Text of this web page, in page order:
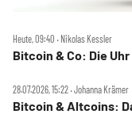
Heute, 09:40 ‧ Nikolas Kessler
Bitcoin & Co: Die
28.07.2026, 15:22 ‧ Johanna Krämer
Bitcoin & Altcoins: